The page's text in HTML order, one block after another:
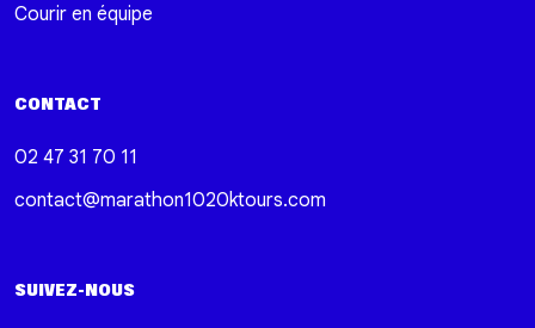
Courir en équipe
CONTACT
02 47 31 70 11
contact@marathon1020ktours.com
SUIVEZ-NOUS